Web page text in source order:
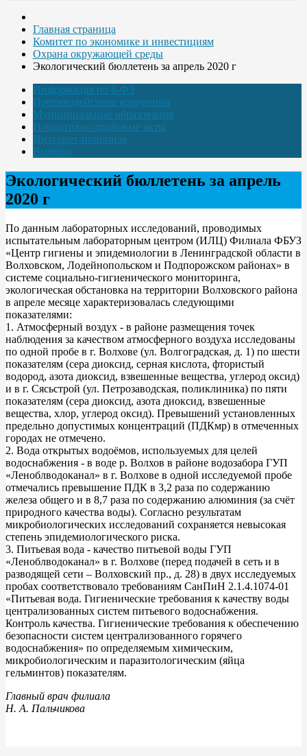
Главная страница
Комитет по экономике и инвестициям
Охрана окружающей среды
Экологический бюллетень за апрель 2020 г
Информация по 8-ФЗ
Противодействие коррупции
Муниципальные образования
Нормативно-правовые акты
Интернет-приёмная
Выборы
Экологический бюллетень за апрель
2020 г
По данным лабораторных исследований, проводимых
испытательным лабораторным центром (ИЛЦ) Филиала ФБУЗ
«Центр гигиены и эпидемиологии в Ленинградской области в
Волховском, Лодейнопольском и Подпорожском районах» в
системе социально-гигиенического мониторинга,
экологическая обстановка на территории Волховского района
в апреле месяце характеризовалась следующими
показателями:
1. Атмосферный воздух - в районе размещения точек
наблюдения за качеством атмосферного воздуха исследованы
по одной пробе в г. Волхове (ул. Волгоградская, д. 1) по шести
показателям (сера диоксид, серная кислота, фтористый
водород, азота диоксид, взвешенные вещества, углерод оксид)
и в г. Сясьстрой (ул. Петрозаводская, поликлиника) по пяти
показателям (сера диоксид, азота диоксид, взвешенные
вещества, хлор, углерод оксид). Превышений установленных
предельно допустимых концентраций (ПДКмр) в отмеченных
городах не отмечено.
2. Вода открытых водоёмов, используемых для целей
водоснабжения - в воде р. Волхов в районе водозабора ГУП
«Леноблводоканал» в г. Волхове в одной исследуемой пробе
отмечались превышение ПДК в 3,2 раза по содержанию
железа общего и в 8,7 раза по содержанию алюминия (за счёт
природного качества воды). Согласно результатам
микробиологических исследований сохраняется невысокая
степень эпидемиологического риска.
3. Питьевая вода - качество питьевой воды ГУП
«Леноблводоканал» в г. Волхове (перед подачей в сеть и в
разводящей сети – Волховский пр., д. 28) в двух исследуемых
пробах соответствовало требованиям СанПиН 2.1.4.1074-01
«Питьевая вода. Гигиенические требования к качеству воды
централизованных систем питьевого водоснабжения.
Контроль качества. Гигиенические требования к обеспечению
безопасности систем централизованного горячего
водоснабжения» по определяемым химическим,
микробиологическим и паразитологическим (яйца
гельминтов) показателям.
Главный врач филиала
Н. А. Пальчикова